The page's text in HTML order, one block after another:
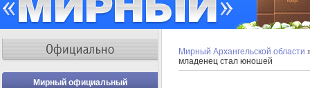
Мирный официальный
Мирный Архангельской области
младенец стал юношей